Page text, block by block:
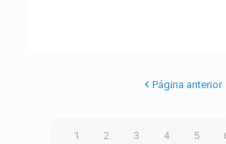
Página anterior
1 2 3 4 5